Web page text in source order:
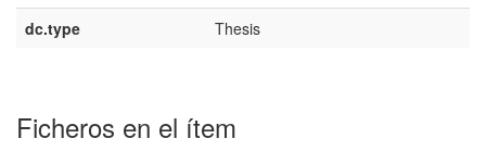
dc.type
Thesis
Ficheros en el ítem